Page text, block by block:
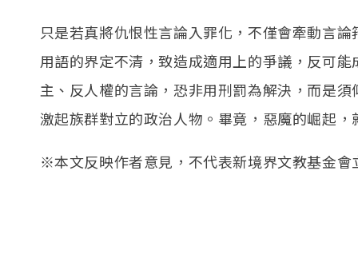
只是若真將仇恨性言論入罪化，不僅會牽動言
用語的界定不清，致造成適用上的爭議，反可
主、反人權的言論，恐非用刑罰為解決，而是
激起族群對立的政治人物。畢竟，惡魔的崛起
※本文反映作者意見，不代表新境界文教基金會